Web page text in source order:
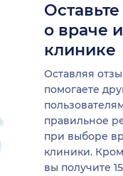
о враче
клинике
Оставляя
помогаете
правильное
при выборе
клиники.
вы получите